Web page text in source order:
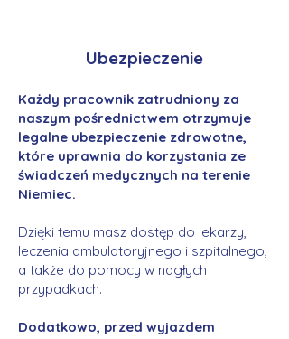
Ubezpieczenie
Każdy pracownik zatrudniony za
naszym pośrednictwem otrzymuje
legalne ubezpieczenie zdrowotne,
które uprawnia do korzystania ze
świadczeń medycznych na terenie
Niemiec.
Dzięki temu masz dostęp do lekarzy,
leczenia ambulatoryjnego i szpitalnego,
a także do pomocy w nagłych
przypadkach.
Dodatkowo, przed wyjazdem